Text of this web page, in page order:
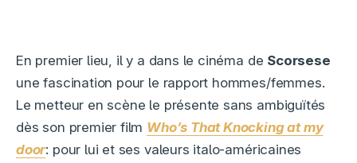
En premier lieu, il y a dans le cinéma de Scorsese
une fascination pour le rapport hommes/femmes.
Le metteur en scène le présente sans ambiguïtés
dès son premier film Who’s That Knocking at my
door: pour lui et ses valeurs italo-américaines